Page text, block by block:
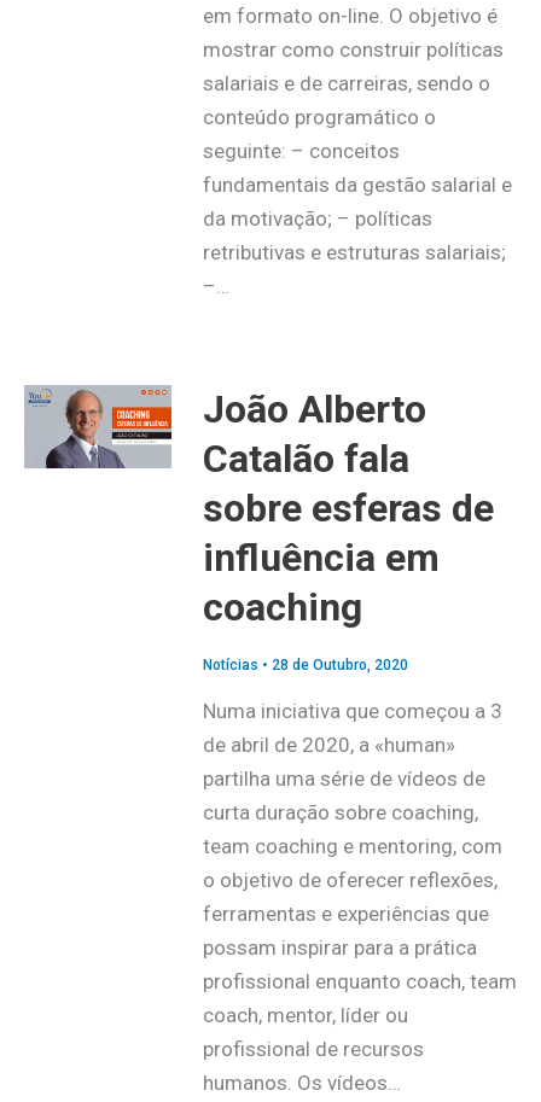
em formato on-line. O objetivo é
mostrar como construir políticas
salariais e de carreiras, sendo o
conteúdo programático o
seguinte: – conceitos
fundamentais da gestão salarial e
da motivação; – políticas
retributivas e estruturas salariais;
–…
João Alberto
Catalão fala
sobre esferas de
influência em
coaching
Notícias • 28 de Outubro, 2020
Numa iniciativa que começou a 3
de abril de 2020, a «human»
partilha uma série de vídeos de
curta duração sobre coaching,
team coaching e mentoring, com
o objetivo de oferecer reflexões,
ferramentas e experiências que
possam inspirar para a prática
profissional enquanto coach, team
coach, mentor, líder ou
profissional de recursos
humanos. Os vídeos…